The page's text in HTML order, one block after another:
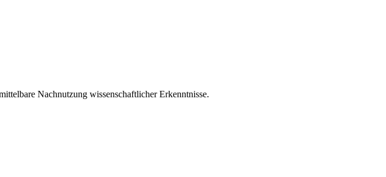
Nachnutzung wissenschaftlicher Erkenntnisse.